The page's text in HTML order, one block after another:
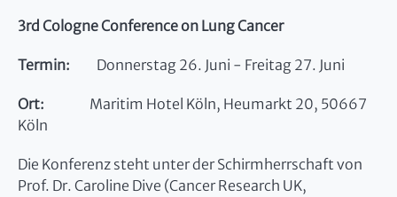
3rd Cologne Conference on Lung Cancer
Termin: Donnerstag 26. Juni - Freitag 27. Juni
Ort:
Maritim Hotel Köln, Heumarkt 20, 50667
Köln
Die Konferenz steht unter der Schirmherrschaft von
Prof. Dr. Caroline Dive (Cancer Research UK,